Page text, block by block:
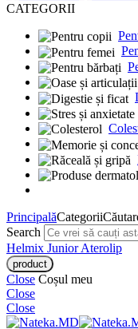
CATEGORII
PrincipalăCategorii
Search
Helmix JuniorAterolip
Close Coșul meu
Close
Close